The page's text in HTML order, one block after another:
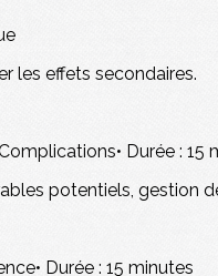
les effets secondaires.
Durée : 15
potentiels,
Durée : 15 minutes